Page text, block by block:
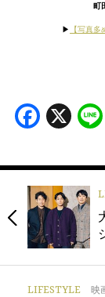
町
▶︎
【写真
X
LIFESTYLE 映